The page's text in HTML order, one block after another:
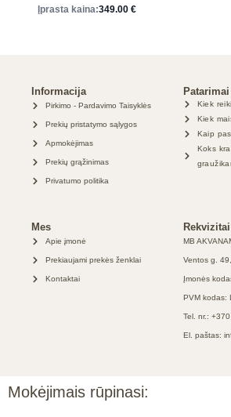
Įprasta kaina:349.00 €
Informacija
Pirkimo - Pardavimo Taisyklės
Prekių pristatymo sąlygos
Apmokėjimas
Prekių grąžinimas
Privatumo politika
Patarimai
Kiek
Kiek
Kaip
Koks
Mes
Apie įmonė
Prekiaujami prekės ženklai
Kontaktai
Rekvizitai
MB
Ventos g.
Įmonės
PVM kodas:
Tel. nr.:
El. paštas:
Mokėjimais rūpinasi: